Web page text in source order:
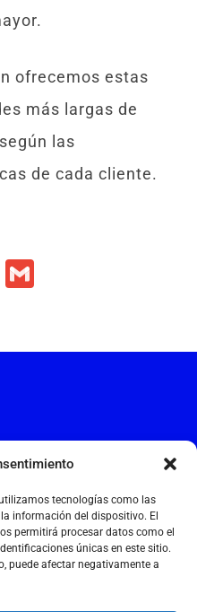
tecnologías como las
información del dispositivo. El
permitirá procesar datos como el
únicas en este sitio.
puede afectar negativamente a
ofrecemos estas
más largas de
las
de cada cliente.
T
l